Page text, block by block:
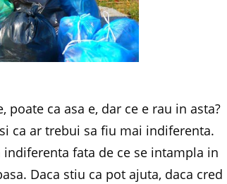
ca asa e, dar ce e rau in asta?
ca ar trebui sa fiu mai indiferenta.
fata de ce se intampla in
Daca stiu ca pot ajuta, daca cred